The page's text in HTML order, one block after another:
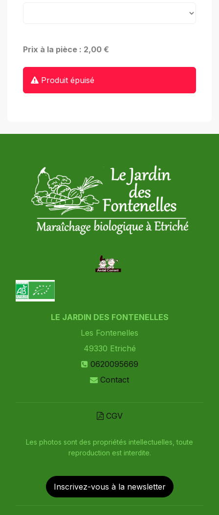
Prix à la pièce : 2,00 €
Produit épuisé
LE JARDIN DES FONTENELLES
Les Fontenelles
49330 Etriché
0620095669
Contact
CGV
Les photos sont des propriétés intellectuelles, toute
reproduction est interdite.
Inscrivez-vous à la newsletter